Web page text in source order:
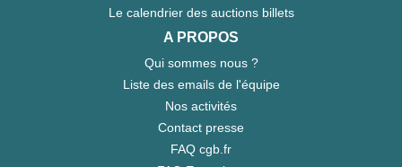
Le calendrier des auctions billets
A PROPOS
Qui sommes nous ?
Liste des emails de l'équipe
Nos activités
Contact presse
FAQ cgb.fr